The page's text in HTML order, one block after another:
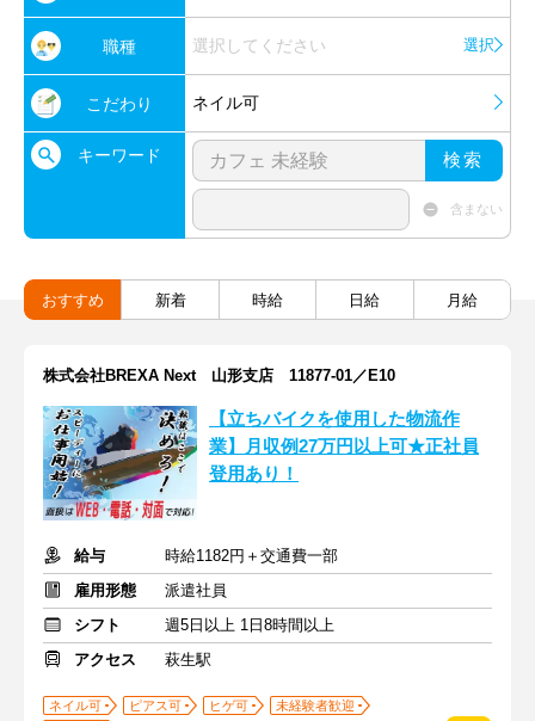
職種 選択してください 選択
こだわり ネイル可
キーワード 検索
含まない
おすすめ 新着 時給 日給 月給
株式会社BREXA Next 山形支店 11877-01／E10
【立ちバイクを使用した物流作
業】月収例27万円以上可★正社員
登用あり！
給与
時給1182円＋交通費一部
雇用形態
派遣社員
シフト
週5日以上 1日8時間以上
アクセス
萩生駅
ネイル可 ピアス可 ヒゲ可
未経験者歓迎